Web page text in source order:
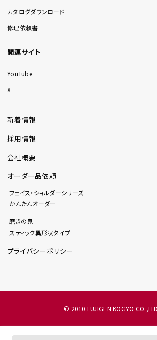
カタログダウンロード
修理依頼書
関連サイト
YouTube
X
新着情報
採用情報
会社概要
オーダー品依頼
フェイス・ショルダーシリーズ
かんたんオーダー
磨きの鬼
スティック異形状タイプ
プライバシーポリシー
© 2010 FUJIGEN KOGYO